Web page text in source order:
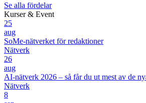
Se alla fördelar
Kurser & Event
25
aug
SoMe-nätverket för redaktioner
Nätverk
26
aug
AI-nätverk 2026 – så får du ut mest av de
Nätverk
8